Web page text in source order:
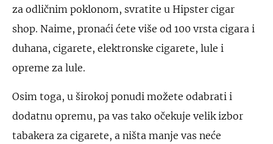
za odličnim poklonom, svratite u Hipster cigar
shop. Naime, pronaći ćete više od 100 vrsta cigara i
duhana, cigarete, elektronske cigarete, lule i
opreme za lule.
Osim toga, u širokoj ponudi možete odabrati i
dodatnu opremu, pa vas tako očekuje velik izbor
tabakera za cigarete, a ništa manje vas neće